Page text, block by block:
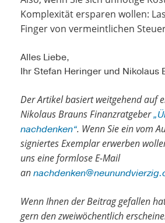
Komplexität ersparen wollen:
Finger von vermeintlichen
Alles Liebe,
Ihr Stefan Heringer und Nikolaus
Der Artikel basiert weitgehend auf
Nikolaus Brauns Finanzratgeber
nachdenken“. Wenn Sie ein vom
signiertes Exemplar erwerben
uns eine formlose E-Mail
an
Wenn Ihnen der Beitrag gefallen
gern den zweiwöchentlich